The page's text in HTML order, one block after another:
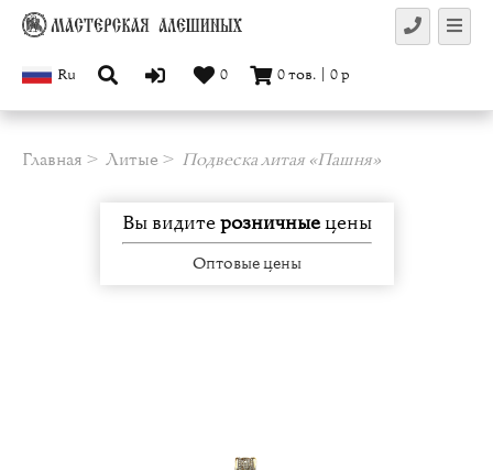
Ru 0 0тов. 0р
Главная Литые Подвеска литая «Пашня»
Вы видитерозничныецены
Оптовые цены